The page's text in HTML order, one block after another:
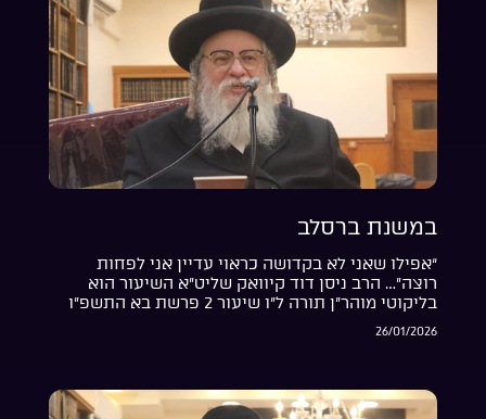
במשנת ברסלב
“אפילו שאני לא בקדושה כראוי עדיין אני לפחות
רוצה”… הרב ניסן דוד קיוואק שליט”א השיעור הוא
בליקוטי מוהר”ן תורה ל”ו שיעור 2 פרשת בא התשפ”ו
26/01/2026